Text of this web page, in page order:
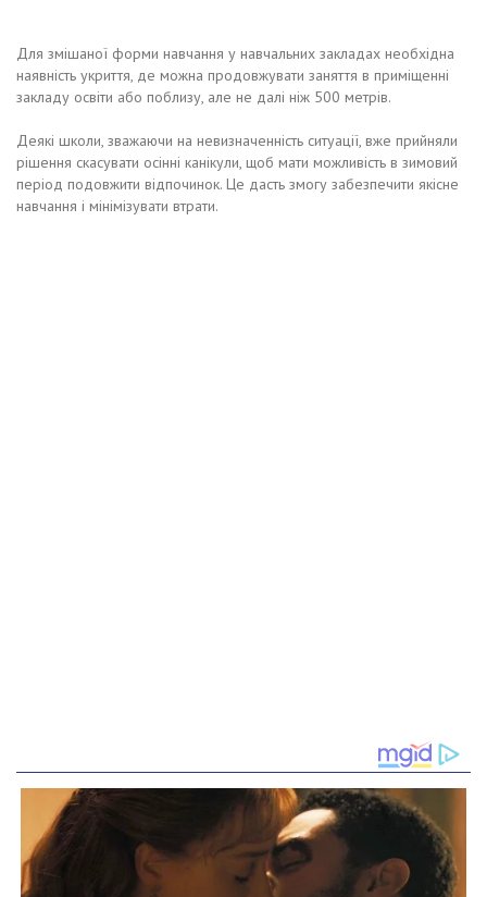
Для змішаної форми навчання у навчальних закладах необхідна
наявність укриття, де можна продовжувати заняття в приміщенні
закладу освіти або поблизу, але не далі ніж 500 метрів.
Деякі школи, зважаючи на невизначенність ситуації, вже прийняли
рішення скасувати осінні канікули, щоб мати можливість в зимовий
період подовжити відпочинок. Це дасть змогу забезпечити якісне
навчання і мінімізувати втрати.